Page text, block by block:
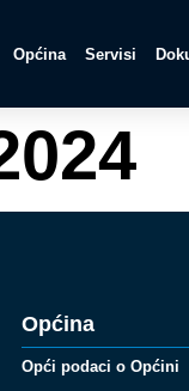
Općina Servisi
Općina
Opći podaci o Općini